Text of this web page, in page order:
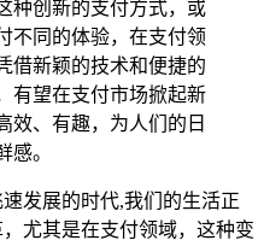
种创新的支付方式，或
不同的体验，在支付领
借新颖的技术和便捷的
有望在支付市场掀起新
效、有趣，为人们的日
感。
发展的时代,我们的生活正
尤其是在支付领域，这种变